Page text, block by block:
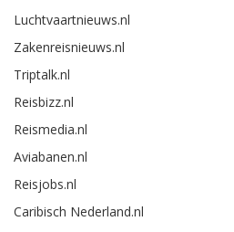
Luchtvaartnieuws.nl
Zakenreisnieuws.nl
Triptalk.nl
Reisbizz.nl
Reismedia.nl
Aviabanen.nl
Reisjobs.nl
Caribisch Nederland.nl